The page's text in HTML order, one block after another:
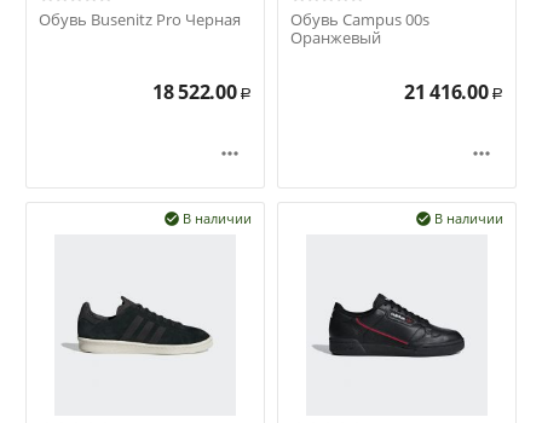
Обувь Busenitz Pro Черная
18 522.00 Р

Обувь Campus 00s
Оранжевый
21 416.00 Р

В наличии
 В наличии
